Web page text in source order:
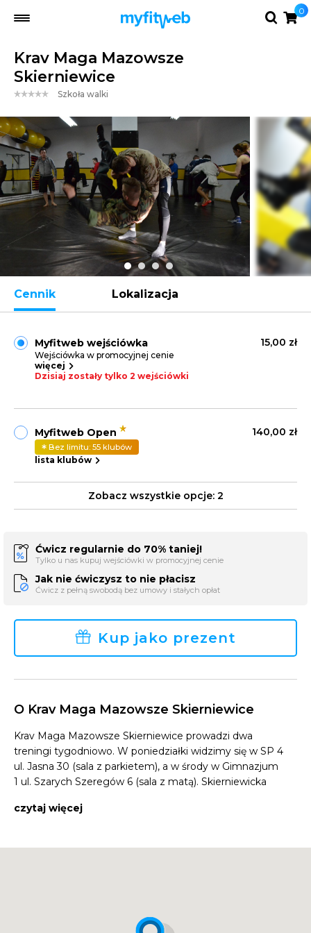
0
Krav Maga Mazowsze
Skierniewice
Szkoła walki
Cennik Lokalizacja
Myfitweb wejściówka
Wejściówka w promocyjnej cenie
więcej
Dzisiaj zostały tylko 2 wejściówki
15,00 zł
Myfitweb Open
Bez limitu: 55 klubów
lista klubów
140,00 zł
Zobacz wszystkie opcje:2
Ćwicz regularnie do 70% taniej!
Tylko u nas kupuj wejściówki w promocyjnej cenie
Jak nie ćwiczysz to nie płacisz
Ćwicz z pełną swobodą bez umowy i stałych opłat
Kup jako prezent
O Krav Maga Mazowsze Skierniewice
Krav Maga Mazowsze Skierniewice prowadzi dwa
treningi tygodniowo. W poniedziałki widzimy się w SP 4
ul. Jasna 30 (sala z parkietem), a w środy w Gimnazjum
1 ul. Szarych Szeregów 6 (sala z matą). Skierniewicka
systemu samoobrony i walki wręcz.
na zajęcia krav magi. Na treningu nauczysz się obrony
czytaj więcej